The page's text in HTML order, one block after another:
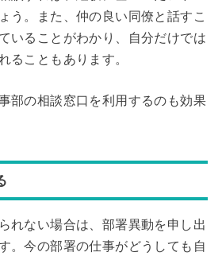
う。また、仲の良い同僚と話すこ
いることがわかり、自分だけでは
ることもあります。
部の相談窓口を利用するのも効果
れない場合は、部署異動を申し出
。今の部署の仕事がどうしても自